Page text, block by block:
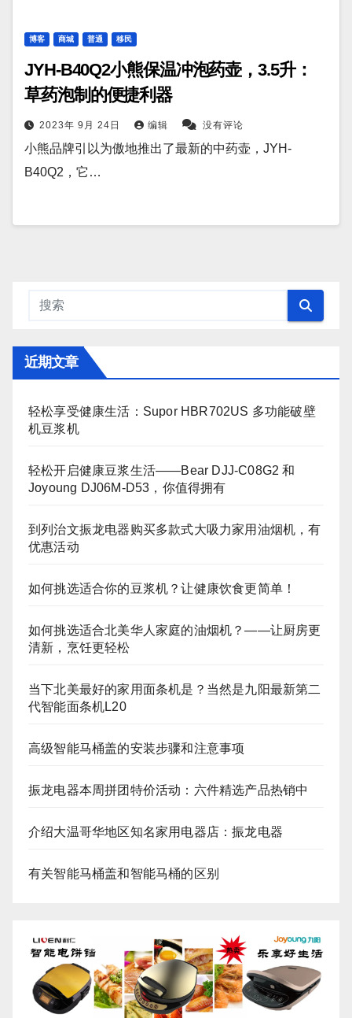
博客 商城 普通 移民
JYH-B40Q2小熊保温冲泡药壶，3.5升：
草药泡制的便捷利器
2023年 9月 24日 编辑 没有评论
小熊品牌引以为傲地推出了最新的中药壶，JYH-
B40Q2，它…
近期文章
轻松享受健康生活：Supor HBR702US 多功能破壁
机豆浆机
轻松开启健康豆浆生活——Bear DJJ‑C08G2 和
Joyoung DJ06M‑D53，你值得拥有
到列治文振龙电器购买多款式大吸力家用油烟机，有
优惠活动
如何挑选适合你的豆浆机？让健康饮食更简单！
如何挑选适合北美华人家庭的油烟机？——让厨房更
清新，烹饪更轻松
当下北美最好的家用面条机是？当然是九阳最新第二
代智能面条机L20
高级智能马桶盖的安装步骤和注意事项
振龙电器本周拼团特价活动：六件精选产品热销中
介绍大温哥华地区知名家用电器店：振龙电器
有关智能马桶盖和智能马桶的区别